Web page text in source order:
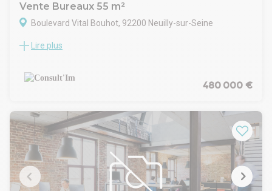
Vente Bureaux 55 m²
Boulevard Vital Bouhot, 92200 Neuilly-sur-Seine
Sur l'île de la Jatte, dans un immeuble récent, à VENDRE
surface de bureaux de 55m²
CARACTERISTIQUES DE L'OFFRE
Dans un immeuble mixte
Entrée indépendante sur rue
Sanitaire, Espace cuisine
Climatisation réversible
Locataire des bureaux : bail 3/6/9 ans depuis Février 2024
CONDITIONS FINANCIERES
Lire plus
480 000 €